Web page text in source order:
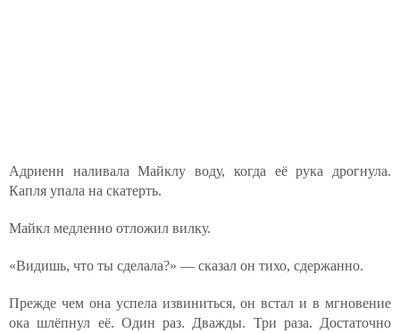
Адриенн наливала Майклу воду, когда её рука дрогнула.
Капля упала на скатерть.
Майкл медленно отложил вилку.
«Видишь, что ты сделала?» — сказал он тихо, сдержанно.
Прежде чем она успела извиниться, он встал и в мгновение
ока шлёпнул её. Один раз. Дважды. Три раза. Достаточно